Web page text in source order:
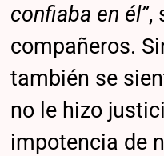
confiaba en él”,
compañeros.
también se
no le hizo
impotencia de